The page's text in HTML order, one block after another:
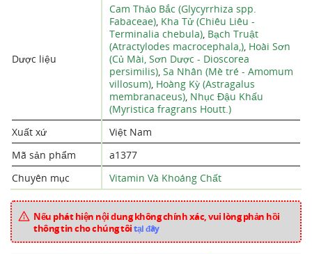
Dược liệu
Cam Thảo Bắc (Glycyrrhiza spp.
Fabaceae), Kha Tử (Chiêu Liêu -
Terminalia chebula), Bạch Truật
(Atractylodes macrocephala,), Hoài Sơn
(Củ Mài, Sơn Dược - Dioscorea
persimilis), Sa Nhân (Mè tré - Amomum
villosum), Hoàng Kỳ (Astragalus
membranaceus), Nhục Đậu Khấu
(Myristica fragrans Houtt.)
Xuất xứ
Việt Nam
Mã sản phẩm
a1377
Chuyên mục
Vitamin Và Khoáng Chất
Nếu phát hiện nội dung không chính xác, vui lòng phản hồi
thông tin cho chúng tôitại đây